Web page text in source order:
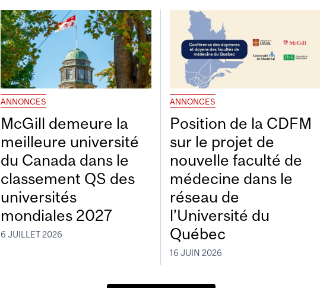
ANNONCES
McGill demeure la
meilleure université
du Canada dans le
classement QS des
universités
mondiales 2027
6 JUILLET 2026
ANNONCES
Position de la CDFM
sur le projet de
nouvelle faculté de
médecine dans le
réseau de
l’Université du
Québec
16 JUIN 2026